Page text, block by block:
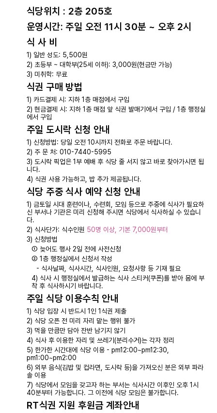
식당위치 : 2층 205호
운영시간: 주일 오전 11시 30분 ~ 오후 2시
식 사 비
1) 일반 성도: 5,500원
2) 초등부 ~ 대학부(25세 이하): 3,000원(현금만 가능)
3) 미취학: 무료
식권 구매 방법
1) 카드결제 시: 지하 1층 매점에서 구입
2) 현금결제 시: 지하 1층 매점 앞 식권 발매기에서 구입 / 1층 행정실
에서 구입
주일 도시락 신청 안내
1) 신청방법: 당일 오전 10시까지 전화로 주문 바랍니다.
2) 주 문 처: 010-7440-5995
3) 도시락 픽업은 1부 예배 후 식당 줄 서지 않고 바로 찾아가시면 됩
니다.
4) 식권 사용 가능하고, 밥 추가 제공됩니다.
식당 주중 식사 예약 신청 안내
1) 금토일 시대 훈련이나, 수련회, 모임 등으로 주중에 식사가 필요하
신 부서나 기관은 미리 신청해 주시면 식당에서 식사하실 수 있습니
다.
2) 식사단가: 식수인원 50명 이상, 기본 7,000원부터
3) 신청방법
① 늦어도 행사 2일 전에 사전신청
② 1층 행정실에서 신청서 작성
- 식사날짜, 식사시간, 식사인원, 요청사항 등 기재 필요
4) 식사 시 행정실에서 발급하는 식사 스티커(쿠폰)를 받아 몸에 부
착 후 식사하시기 바랍니다.
주일 식당 이용수칙 안내
1) 식당 입장 시 반드시 1인 1식권 제출
2) 식당 오픈 전 미리 자리 맡는 행위 불가
3) 먹을 만큼만 담아 잔반 남기지 않기
4) 식사 후 이용한 자리 및 쓰레기(분리수거)는 각자 정리
5) 한가한 시간대에 식당 이용 - pm12:00~pm12:30,
pm1:00~pm2:00
6) 외부 음식(김밥 및 컵라면, 도시락 등)을 가져오신 분은 외부 파라
솔 이용
7) 식당에서 모임을 갖고자 하는 부서는 식사시간 이후인 오후 1시
40분부터 가능합니다. 그 이전에 식당 모임은 불가합니다.
RT식권 지원 후원금 계좌안내